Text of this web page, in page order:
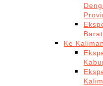
Barat
Ke